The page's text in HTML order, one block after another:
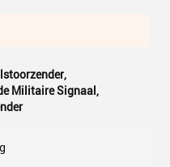
,
Militaire Signaal ,